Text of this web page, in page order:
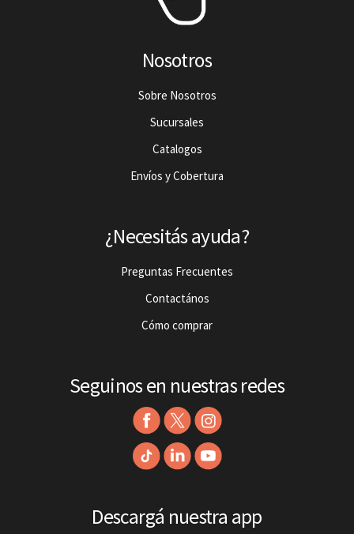
Nosotros
Sobre Nosotros
Sucursales
Catalogos
Envíos y Cobertura
¿Necesitás ayuda?
Preguntas Frecuentes
Contactános
Cómo comprar
Seguinos en nuestras redes
Descargá nuestra app